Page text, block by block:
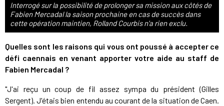
Interrogé sur la possibilité de prolonger sa mission aux côtés de
Fabien Mercadal la saison prochaine en cas de succès dans
cette opération maintien, Rolland Courbis n'a rien exclu.
Quelles sont les raisons qui vous ont poussé à accepter ce
défi caennais en venant apporter votre aide au staff de
Fabien Mercadal ?
"J'ai reçu un coup de fil assez sympa du président (Gilles
Sergent). J'étais bien entendu au courant de la situation de Caen.